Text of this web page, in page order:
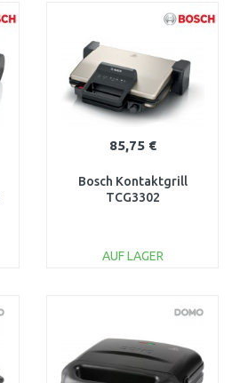
85,75 €
Bosch Kontaktgrill
TCG3302
AUF LAGER